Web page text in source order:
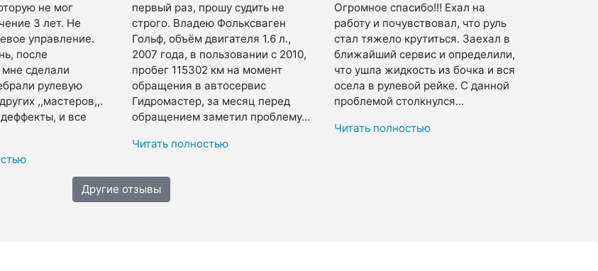
не мог
3 лет. Не
управление.
после
мне сделали
рулевую
,,мастеров,,.
и все
первый раз, прошу судить не
строго. Владею Фольксваген
Гольф, объём двигателя 1.6 л.,
2007 года, в пользовании с 2010,
пробег 115302 км на момент
обращения в автосервис
Гидромастер, за месяц перед
обращением заметил проблему...
Читать полностью
Огромное спасибо!!! Ехал на
работу и почувствовал, что руль
стал тяжело крутиться. Заехал в
ближайший сервис и определили,
что ушла жидкость из бочка и вся
осела в рулевой рейке. С данной
проблемой столкнулся...
Читать полностью
Другие отзывы